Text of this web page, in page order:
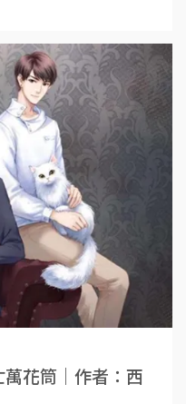
萬花筒｜作者：西